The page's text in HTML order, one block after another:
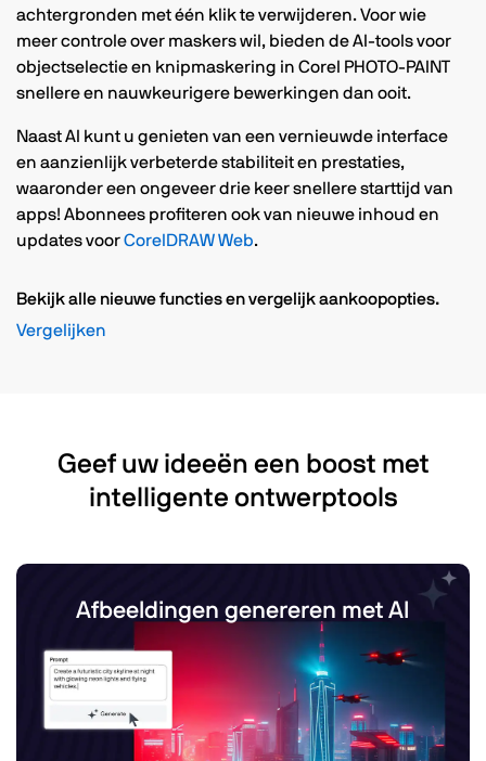
achtergronden met één klik te verwijderen. Voor wie
meer controle over maskers wil, bieden de AI-tools voor
objectselectie en knipmaskering in Corel PHOTO-PAINT
snellere en nauwkeurigere bewerkingen dan ooit.
Naast AI kunt u genieten van een vernieuwde interface
en aanzienlijk verbeterde stabiliteit en prestaties,
waaronder een ongeveer drie keer snellere starttijd van
apps! Abonnees profiteren ook van nieuwe inhoud en
updates voorCorelDRAW Web.
Bekijk alle nieuwe functies en vergelijk aankoopopties.
Vergelijken
Geef uw ideeën een boost met
intelligente ontwerptools
Afbeeldingen genereren met AI